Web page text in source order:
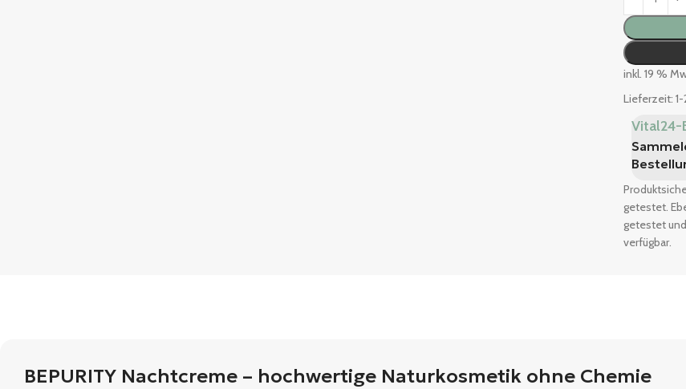
inkl. 19 %
Lieferzeit:
Vital24-
getestet.
getestet
verfügbar.
BEPURITY Nachtcreme – hochwertige Naturkosmetik ohne Chemie